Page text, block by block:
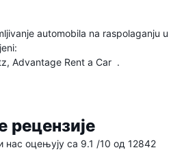
automobila na raspolaganju u
Advantage Rent a Car .
рецензије
нас оцењују са 9.1 /10 од 12842